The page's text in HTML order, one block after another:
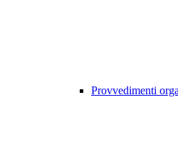
Provvedimenti